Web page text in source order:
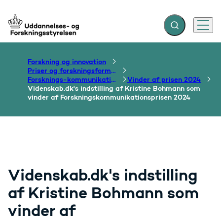
Gå til forsiden Fold søgefelt ud
Menu
Forskning og innovation
Priser og forskningsformidling
Forsknings-kommunikationsprisen
Vinder af prisen 2024
Videnskab.dk's indstilling af Kristine Bohmann som
vinder af Forskningskommunikationsprisen 2024
Videnskab.dk's indstilling
af Kristine Bohmann som
vinder af